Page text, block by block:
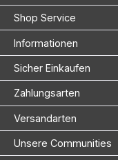
Shop Service
Informationen
Sicher Einkaufen
Zahlungsarten
Versandarten
Unsere Communities